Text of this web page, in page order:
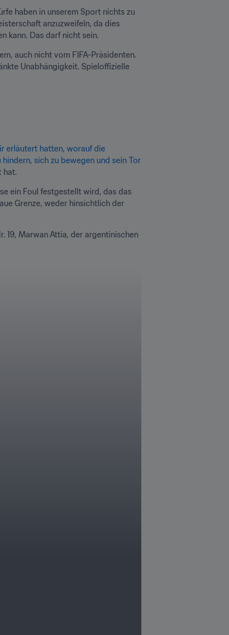
haben in unserem Sport nichts zu
anzuzweifeln, da dies
kann. Das darf nicht sein.
auch nicht vom FIFA-Präsidenten.
Unabhängigkeit. Spieloffizielle
erläutert hatten, worauf die
sich zu bewegen und sein Tor
hat.
ein Foul festgestellt wird, das das
Grenze, weder hinsichtlich der
19, Marwan Attia, der argentinischen